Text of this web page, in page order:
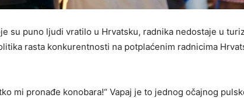
su puno ljudi vratilo u Hrvatsku, radnika nedostaje u
rasta konkurentnosti na potplaćenim radnicima
mi pronađe konobara!“ Vapaj je to jednog očajnog